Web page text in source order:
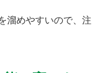
溜めやすいので、注